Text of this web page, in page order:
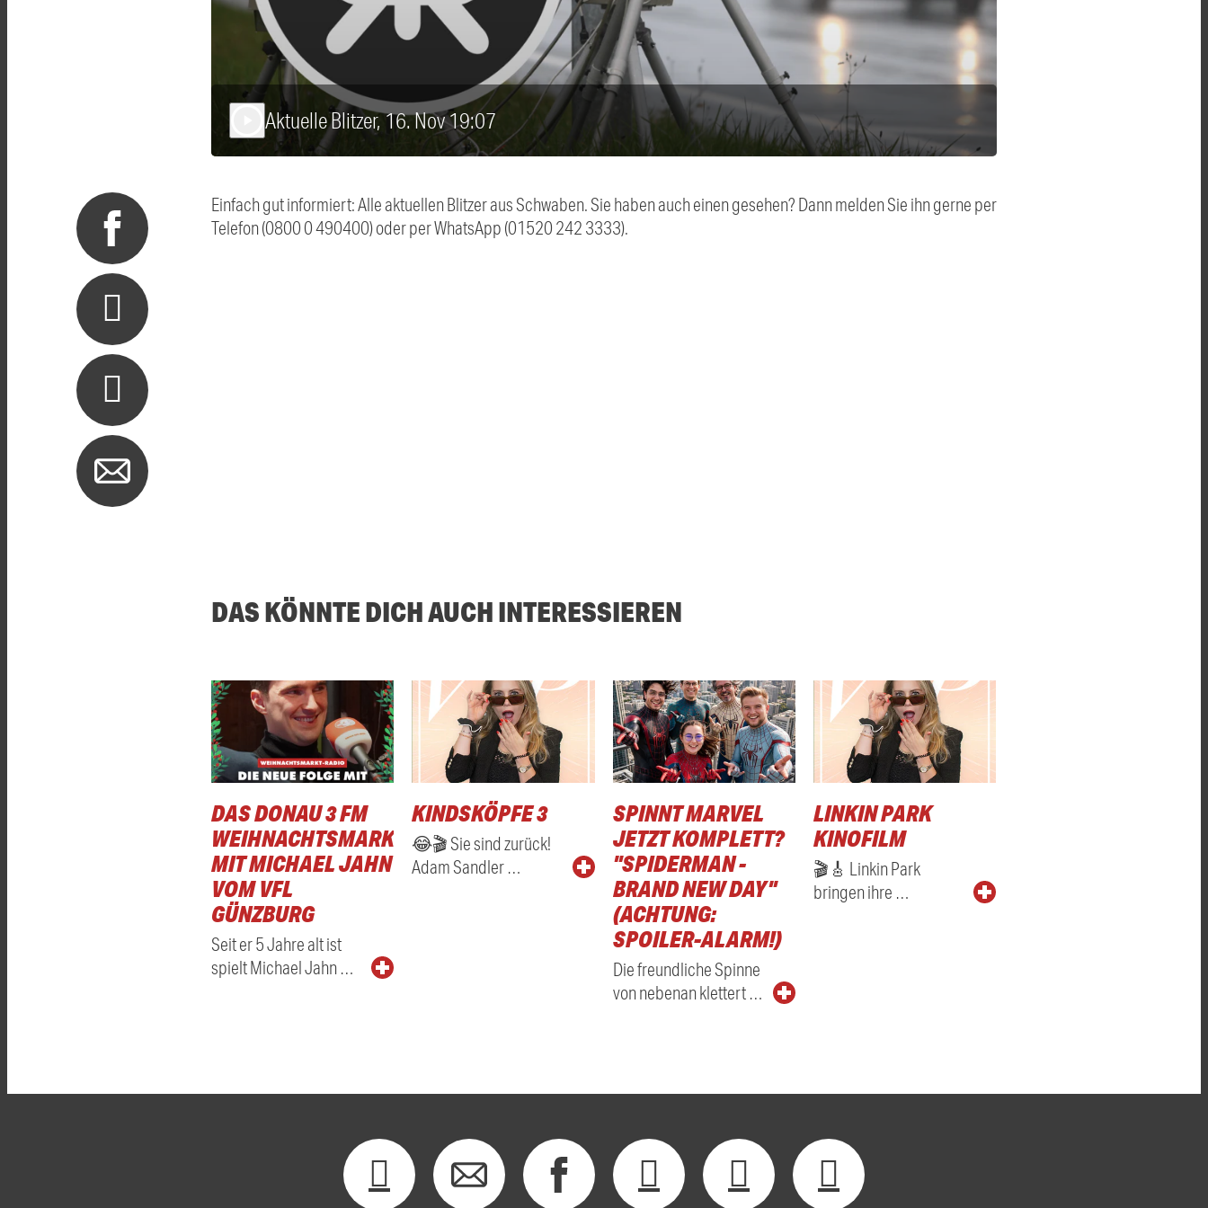
Aktuelle Blitzer, 16. Nov 19:07
Einfach gut informiert: Alle aktuellen Blitzer aus Schwaben. Sie haben auch einen gesehen? Dann melden Sie ihn gerne per
Telefon (0800 0 490400) oder per WhatsApp (01520 242 3333).
DAS KÖNNTE DICH AUCH INTERESSIEREN
DAS DONAU 3 FM
WEIHNACHTSMARKTRADIO
MIT MICHAEL JAHN
VOM VFL
GÜNZBURG
Seit er 5 Jahre alt ist
spielt Michael Jahn …
KINDSKÖPFE 3
😂🎬 Sie sind zurück!
Adam Sandler …
SPINNT MARVEL
JETZT KOMPLETT?
"SPIDERMAN -
BRAND NEW DAY"
(ACHTUNG:
SPOILER-ALARM!)
Die freundliche Spinne
von nebenan klettert …
LINKIN PARK
KINOFILM
🎬🎸 Linkin Park
bringen ihre …